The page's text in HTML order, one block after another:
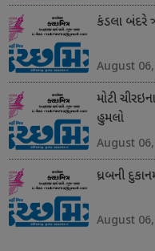
કંડલા બંદરે
August
મોટી
હુમલો
August
ધ્રબની
August